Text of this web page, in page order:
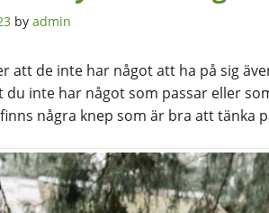
by admin
att de inte har något att ha på sig
inte har något som passar eller
några knep som är bra att tänka